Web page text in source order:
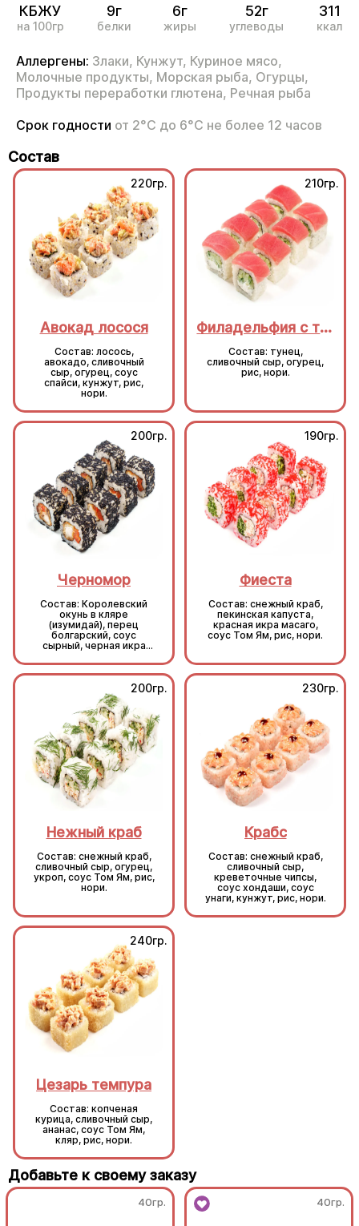
КБЖУ
на 100гр
9г
белки
6г
жиры
52г
углеводы
311
ккал
Аллергены: Злаки, Кунжут, Куриное мясо,
Молочные продукты, Морская рыба, Огурцы,
Продукты переработки глютена, Речная рыба
Срок годности от 2°С до 6°С не более 12 часов
Состав
220гр.
Авокад лосося
Состав: лосось,
авокадо, сливочный
сыр, огурец, соус
спайси, кунжут, рис,
нори.
210гр.
Филадельфия с тунцом
Состав: тунец,
сливочный сыр, огурец,
рис, нори.
200гр.
Черномор
Состав: Королевский
окунь в кляре
(изумидай), перец
болгарский, соус
сырный, черная икра
190гр.
Фиеста
Состав: снежный краб,
пекинская капуста,
красная икра масаго,
соус Том Ям, рис, нори.
200гр.
Нежный краб
Состав: снежный краб,
сливочный сыр, огурец,
укроп, соус Том Ям, рис,
нори.
230гр.
Крабс
Состав: снежный краб,
сливочный сыр,
креветочные чипсы,
соус хондаши, соус
унаги, кунжут, рис, нори.
240гр.
Цезарь темпура
Состав: копченая
курица, сливочный сыр,
ананас, соус Том Ям,
кляр, рис, нори.
Добавьте к своему заказу
40гр. 40гр.